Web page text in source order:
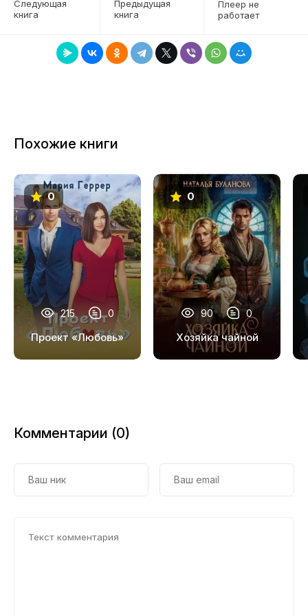
7
12
13
14
15
16
17
18
19
20
23
24
Следующая
книга
Предыдущая
книга
Плеер не
работает
Похожие книги
0
215 0
Проект «Любовь»
0
90 0
Хозяйка чайной
Комментарии (0)